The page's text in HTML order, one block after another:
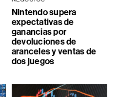
Nintendo supera
expectativas de
ganancias por
devoluciones de
aranceles y ventas de
dos juegos